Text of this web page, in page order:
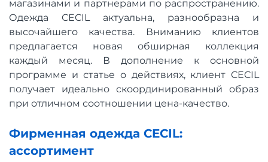
магазинами и партнерами по распространению.
Одежда CECIL актуальна, разнообразна и
высочайшего качества. Вниманию клиентов
предлагается новая обширная коллекция
каждый месяц. В дополнение к основной
программе и статье о действиях, клиент CECIL
получает идеально скоординированный образ
при отличном соотношении цена-качество.
Фирменная одежда CECIL:
ассортимент